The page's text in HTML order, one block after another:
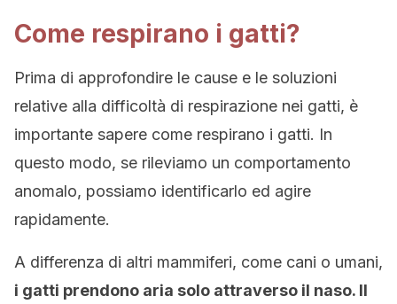
Come respirano i gatti?
Prima di approfondire le cause e le soluzioni
relative alla difficoltà di respirazione nei gatti, è
importante sapere come respirano i gatti. In
questo modo, se rileviamo un comportamento
anomalo, possiamo identificarlo ed agire
rapidamente.
A differenza di altri mammiferi, come cani o umani,
i gatti prendono aria solo attraverso il naso. Il